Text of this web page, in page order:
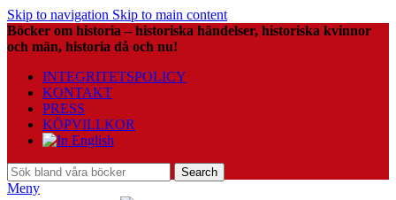
Skip to navigation Skip to main content
Böcker om historia – historiska händelser, historiska kvinnor
och män, historia då och nu!
INTEGRITETSPOLICY
KONTAKT
PRESS
KÖPVILLKOR
Search
Meny